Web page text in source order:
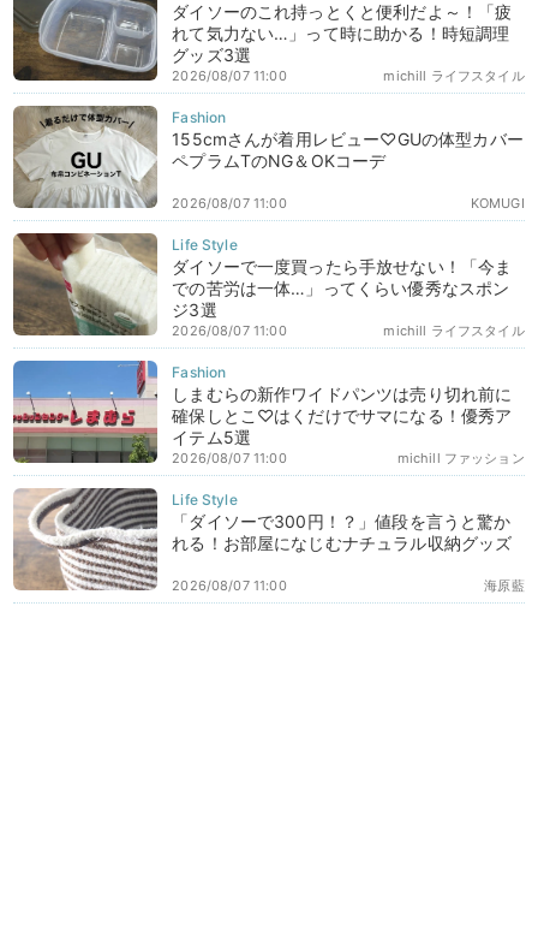
ダイソーのこれ持っとくと便利だよ～！「疲
れて気力ない…」って時に助かる！時短調理
グッズ3選
michill ライフスタイル
2026/08/07 11:00
155cmさんが着用レビュー♡GUの体型カバー
ペプラムTのNG＆OKコーデ
KOMUGI
2026/08/07 11:00
ダイソーで一度買ったら手放せない！「今ま
での苦労は一体…」ってくらい優秀なスポン
ジ3選
michill ライフスタイル
2026/08/07 11:00
しまむらの新作ワイドパンツは売り切れ前に
確保しとこ♡はくだけでサマになる！優秀ア
イテム5選
michill ファッション
2026/08/07 11:00
「ダイソーで300円！？」値段を言うと驚か
れる！お部屋になじむナチュラル収納グッズ
海原藍
2026/08/07 11:00